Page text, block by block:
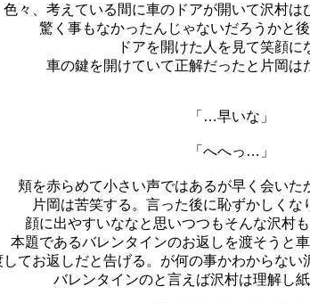
色々、考えている間に車のドアが開いて沢村は
驚く事もなかったんじゃないだろうかと
ドアを開けた人を見て笑顔に
車の鍵を開けていて正解だったと片岡は
「…早いな」
「へへっ…」
頬を赤らめて小さい声ではあるが早く会いた
片岡は苦笑する。言った後に恥ずかしくな
顔に出やすいななと思いつつもそんな沢村
本題であるバレンタインのお返しを渡そうと
てお返しだと告げる。が何の事かわからない
バレンタインのと言えば沢村は理解し紙